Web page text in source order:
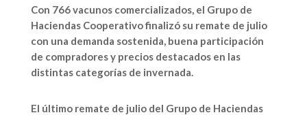
Con 766 vacunos comercializados, el Grupo de
Haciendas Cooperativo finalizó su remate de julio
con una demanda sostenida, buena participación
de compradores y precios destacados en las
distintas categorías de invernada.
El último remate de julio del Grupo de Haciendas